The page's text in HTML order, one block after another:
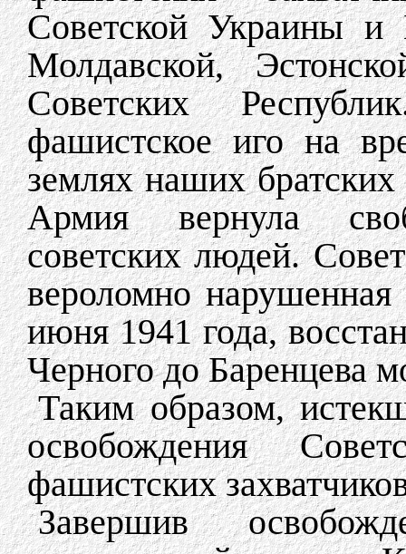
Советской Украины и
Молдавской,
Советских
фашистское иго на
землях наших братских
Армия вернула
советских людей.
вероломно
июня 1941 года,
Черного до Баренцева
Таким образом,
освобождения
фашистских
Завершив